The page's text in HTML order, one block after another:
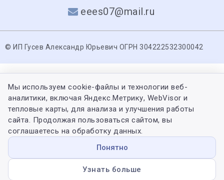
eees07@mail.ru
© ИП Гусев Александр Юрьевич ОГРН 304222532300042
Мы используем cookie-файлы и технологии веб-
аналитики, включая Яндекс.Метрику, WebVisor и
тепловые карты, для анализа и улучшения работы
сайта. Продолжая пользоваться сайтом, вы
соглашаетесь на обработку данных.
Понятно
Узнать больше